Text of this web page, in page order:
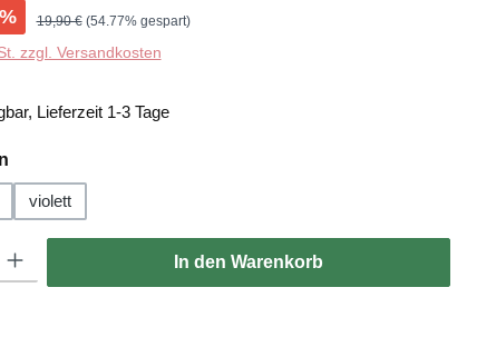
% Regulärer Preis:
19,90 € (54.77% gespart)
zzgl. Versandkosten
Lieferzeit 1-3 Tage
auswählen
violett
In den Warenkorb